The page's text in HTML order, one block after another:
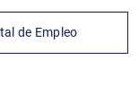
1 2
de Empleo